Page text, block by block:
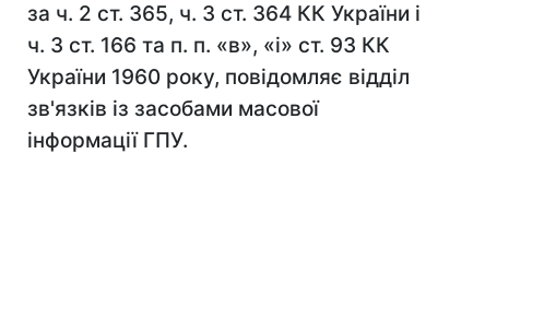
за ч. 2 ст. 365, ч. 3 ст. 364 КК України і
ч. 3 ст. 166 та п. п. «в», «і» ст. 93 КК
України 1960 року, повідомляє відділ
зв'язків із засобами масової
інформації ГПУ.